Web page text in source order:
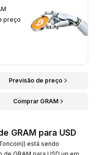
preço
Previsão de preço
Comprar GRAM
GRAM para USD
está sendo
GRAM para USD up em